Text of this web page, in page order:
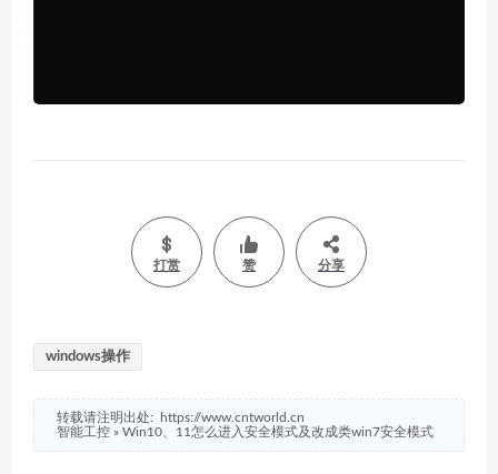
打赏 赞 分享
windows操作
转载请注明出处:
https://www.cntworld.cn
智能工控 » Win10、11怎么进入安全模式及改成类win7安全模式